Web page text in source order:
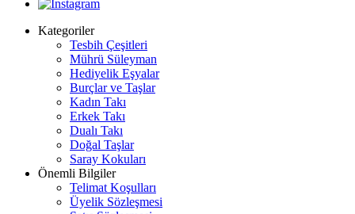
Kategoriler
Tesbih Çeşitleri
Mührü Süleyman
Hediyelik Eşyalar
Burçlar ve Taşlar
Kadın Takı
Erkek Takı
Dualı Takı
Doğal Taşlar
Saray Kokuları
Önemli Bilgiler
Telimat Koşulları
Üyelik Sözleşmesi